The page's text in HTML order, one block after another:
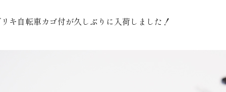
キ自転車カゴ付が久しぶりに入荷しました！